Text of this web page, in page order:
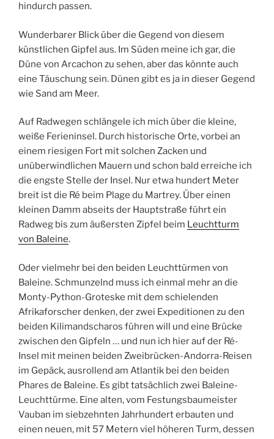
hindurch passen.
Wunderbarer Blick über die Gegend von diesem
künstlichen Gipfel aus. Im Süden meine ich gar, die
Düne von Arcachon zu sehen, aber das könnte auch
eine Täuschung sein. Dünen gibt es ja in dieser Gegend
wie Sand am Meer.
Auf Radwegen schlängele ich mich über die kleine,
weiße Ferieninsel. Durch historische Orte, vorbei an
einem riesigen Fort mit solchen Zacken und
unüberwindlichen Mauern und schon bald erreiche ich
die engste Stelle der Insel. Nur etwa hundert Meter
breit ist die Ré beim Plage du Martrey. Über einen
kleinen Damm abseits der Hauptstraße führt ein
Radweg bis zum äußersten Zipfel beim Leuchtturm
von Baleine.
Oder vielmehr bei den beiden Leuchttürmen von
Baleine. Schmunzelnd muss ich einmal mehr an die
Monty-Python-Groteske mit dem schielenden
Afrikaforscher denken, der zwei Expeditionen zu den
beiden Kilimandscharos führen will und eine Brücke
zwischen den Gipfeln … und nun ich hier auf der Ré-
Insel mit meinen beiden Zweibrücken-Andorra-Reisen
im Gepäck, ausrollend am Atlantik bei den beiden
Phares de Baleine. Es gibt tatsächlich zwei Baleine-
Leuchttürme. Eine alten, vom Festungsbaumeister
Vauban im siebzehnten Jahrhundert erbauten und
einen neuen, mit 57 Metern viel höheren Turm, dessen